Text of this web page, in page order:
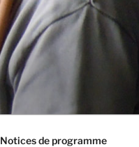
Notices de programme